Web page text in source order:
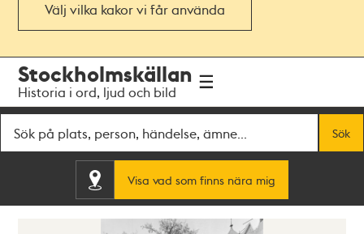
Välj vilka kakor vi får använda
navigationen
huvudinnehållet
Stockholmskällan
Historia i ord, ljud och bild
Sök
Visa vad som finns nära mig